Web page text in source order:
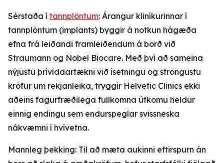
Sérstaða í tannplöntum: Árangur kliníkurinnar í
tannplöntum (implants) byggir á notkun hágæða
efna frá leiðandi framleiðendum á borð við
Straumann og Nobel Biocare. Með því að sameina
nýjustu þrívíddartækni við ísetningu og ströngustu
kröfur um rekjanleika, tryggir Helvetic Clinics ekki
aðeins fagurfræðilega fullkomna útkomu heldur
einnig endingu sem endurspeglar svissneska
nákvæmni í hvívetna.
Mannleg þekking: Til að mæta aukinni eftirspurn án